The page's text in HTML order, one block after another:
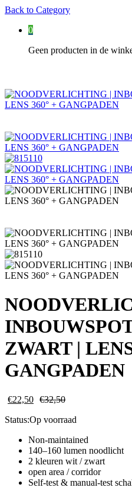
Back to Category
0
Geen producten in de
ZWART |
GANGPADEN
€22,50 €32,50
Status:Op voorraad
Non-maintained
140–160 lumen noodlicht
2 kleuren wit / zwart
open area / corridor
Self-test & manual-test